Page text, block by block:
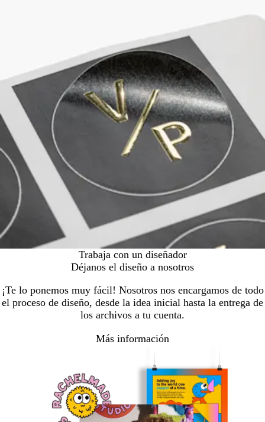
Trabaja con un diseñador
Déjanos el diseño a nosotros
¡Te lo ponemos muy fácil! Nosotros nos encargamos de todo
el proceso de diseño, desde la idea inicial hasta la entrega de
los archivos a tu cuenta.
Más información